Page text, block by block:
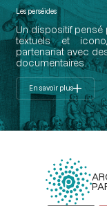
Les perséides
Un dispositif pensé
textuels et
partenariat avec
documentaires.
En savoir plus